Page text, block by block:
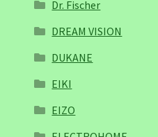
Dr. Fischer
DREAM VISION
DUKANE
EIKI
EIZO